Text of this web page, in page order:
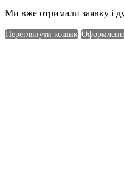
Ми вже отримали заявку і
Переглянути кошик